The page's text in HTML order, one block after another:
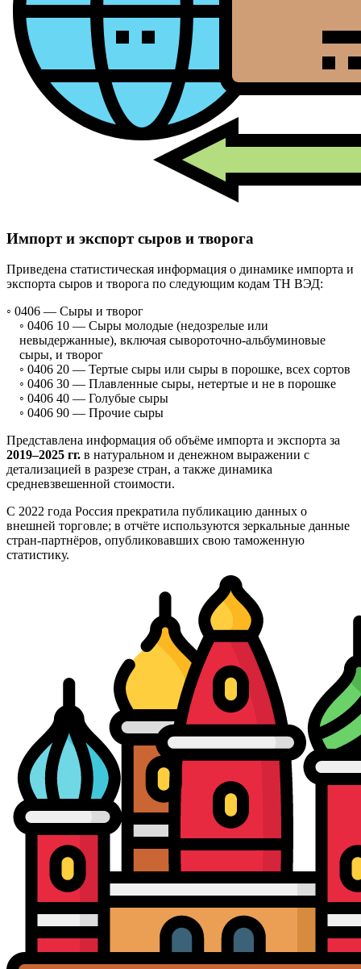
Импорт и экспорт сыров и творога
Приведена статистическая информация о динамике импорта и
экспорта сыров и творога по следующим кодам ТН ВЭД:
◦ 0406 — Сыры и творог
◦ 0406 10 — Сыры молодые (недозрелые или
невыдержанные), включая сывороточно-альбуминовые
сыры, и творог
◦ 0406 20 — Тертые сыры или сыры в порошке, всех сортов
◦ 0406 30 — Плавленные сыры, нетертые и не в порошке
◦ 0406 40 — Голубые сыры
◦ 0406 90 — Прочие сыры
Представлена информация об объёме импорта и экспорта за
2019–2025 гг. в натуральном и денежном выражении с
детализацией в разрезе стран, а также динамика
средневзвешенной стоимости.
С 2022 года Россия прекратила публикацию данных о
внешней торговле; в отчёте используются зеркальные данные
стран-партнёров, опубликовавших свою таможенную
статистику.